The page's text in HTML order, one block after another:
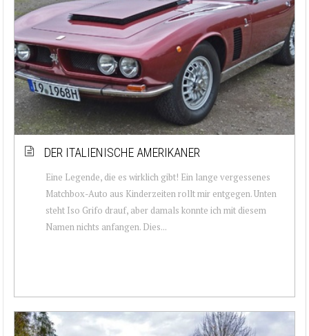
DER ITALIENISCHE AMERIKANER
Eine Legende, die es wirklich gibt! Ein lange vergessenes
Matchbox-Auto aus Kinderzeiten rollt mir entgegen. Unten
steht Iso Grifo drauf, aber damals konnte ich mit diesem
Namen nichts anfangen. Dies...